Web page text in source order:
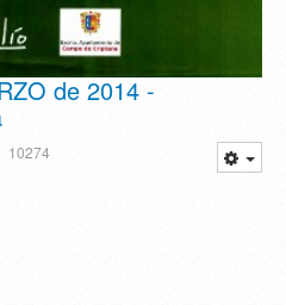
de 2014 -
10274